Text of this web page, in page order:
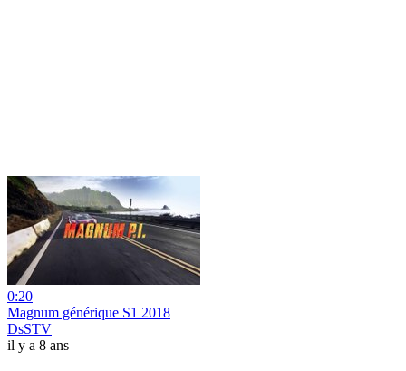
0:20
Magnum générique S1 2018
DsSTV
il y a 8 ans